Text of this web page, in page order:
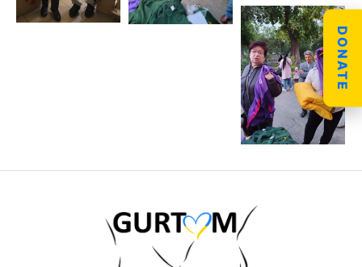
DONATE